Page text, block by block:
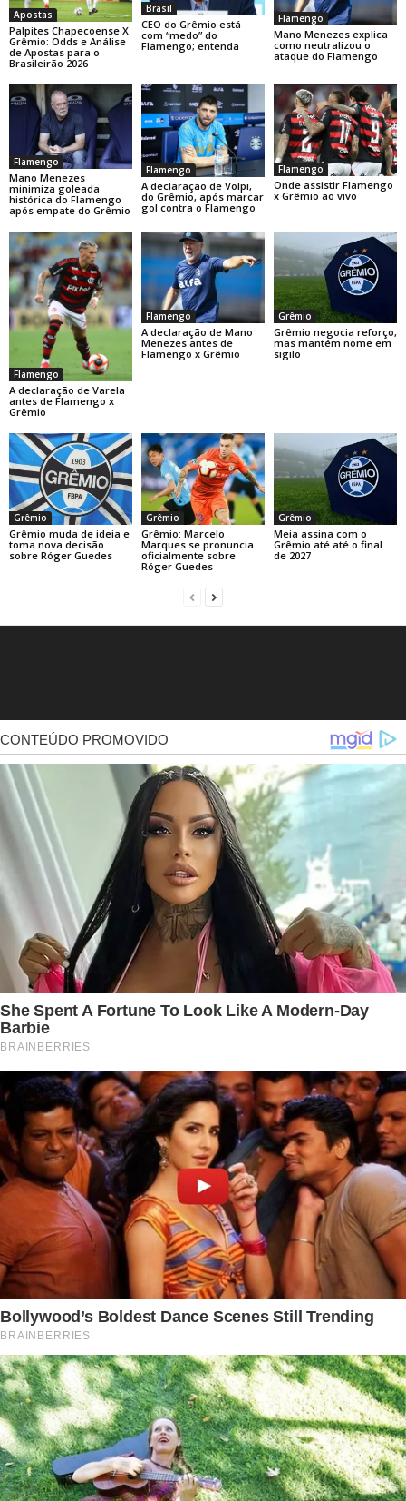
Apostas
Palpites Chapecoense X
Grêmio: Odds e Análise
de Apostas para o
Brasileirão 2026
Brasil
CEO do Grêmio está
com “medo” do
Flamengo; entenda
Flamengo
Mano Menezes explica
como neutralizou o
ataque do Flamengo
Flamengo
Mano Menezes
minimiza goleada
histórica do Flamengo
após empate do Grêmio
Flamengo
A declaração de Volpi,
do Grêmio, após marcar
gol contra o Flamengo
Flamengo
Onde assistir Flamengo
x Grêmio ao vivo
Flamengo
A declaração de Varela
antes de Flamengo x
Grêmio
Flamengo
A declaração de Mano
Menezes antes de
Flamengo x Grêmio
Grêmio
Grêmio negocia reforço,
mas mantém nome em
sigilo
Grêmio
Grêmio muda de ideia e
toma nova decisão
sobre Róger Guedes
Grêmio
Grêmio: Marcelo
Marques se pronuncia
oficialmente sobre
Róger Guedes
Grêmio
Meia assina com o
Grêmio até até o final
de 2027